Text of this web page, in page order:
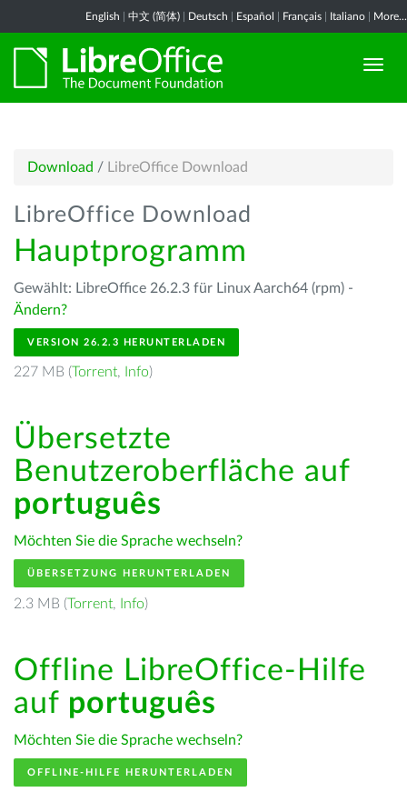
English 中文 (简体) Deutsch Español Français Italiano More...
Download / LibreOffice Download
LibreOffice Download
Hauptprogramm
Gewählt: LibreOffice 26.2.3 für Linux Aarch64 (rpm) -
Ändern?
VERSION 26.2.3 HERUNTERLADEN
227 MB (Torrent, Info)
Übersetzte
Benutzeroberfläche auf
português
Möchten Sie die Sprache wechseln?
ÜBERSETZUNG HERUNTERLADEN
2.3 MB (Torrent, Info)
Offline LibreOffice-Hilfe
auf português
Möchten Sie die Sprache wechseln?
OFFLINE-HILFE HERUNTERLADEN